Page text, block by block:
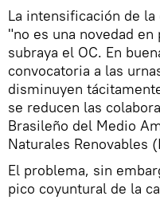
La intensificación de
"no es una novedad
subraya el OC. En
convocatoria a las
disminuyen
se reducen las
Brasileño del Medio
Naturales Renovables
El problema, sin
pico coyuntural de la